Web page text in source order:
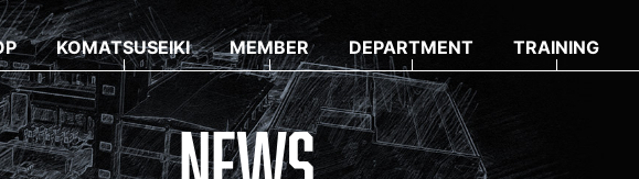
KOMATSUSEIKI MEMBER DEPARTMENT TRAINING